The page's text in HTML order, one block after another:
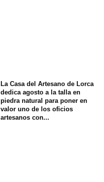
La Casa del Artesano de Lorca
dedica agosto a la talla en
piedra natural para poner en
valor uno de los oficios
artesanos con...